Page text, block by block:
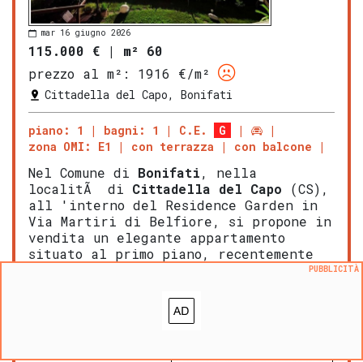
mar 16 giugno 2026
115.000 € | m² 60
prezzo al m²:
1916 €/m²
Cittadella del Capo, Bonifati
piano: 1 bagni: 1 C.E.
G
zona OMI: E1
con terrazza con balcone
Nel Comune di Bonifati, nella
localitÃ di Cittadella del Capo (CS),
all 'interno del Residence Garden in
Via Martiri di Belfiore, si propone in
vendita un elegante appartamento
situato al primo piano, recentemente
PUBBLICITÀ